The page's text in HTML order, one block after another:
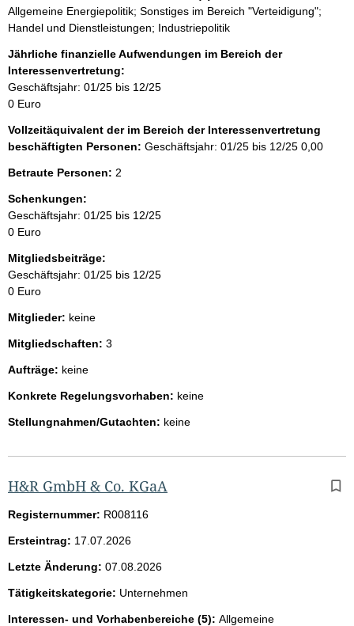
Allgemeine Energiepolitik; Sonstiges im Bereich "Verteidigung";
Handel und Dienstleistungen; Industriepolitik
Jährliche finanzielle Aufwendungen im Bereich der
Interessenvertretung:
Geschäftsjahr: 01/25 bis 12/25
0 Euro
Vollzeitäquivalent der im Bereich der Interessenvertretung
beschäftigten Personen: Geschäftsjahr: 01/25 bis 12/25 0,00
Betraute Personen: 2
Schenkungen:
Geschäftsjahr: 01/25 bis 12/25
0 Euro
Mitgliedsbeiträge:
Geschäftsjahr: 01/25 bis 12/25
0 Euro
Mitglieder: keine
Mitgliedschaften: 3
Aufträge: keine
Konkrete Regelungsvorhaben: keine
Stellungnahmen/Gutachten: keine
H&R GmbH & Co. KGaA
Registernummer: R008116
Ersteintrag: 17.07.2026
Letzte Änderung: 07.08.2026
Tätigkeitskategorie: Unternehmen
Interessen- und Vorhabenbereiche (5): Allgemeine